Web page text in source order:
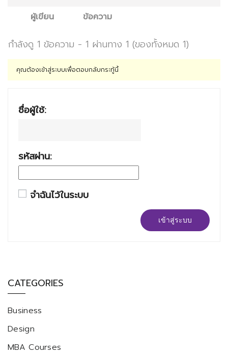
ผู้เขียน
ข้อความ
กำลังดู 1 ข้อความ - 1 ผ่านทาง 1 (ของทั้งหมด 1)
คุณต้องเข้าสู่ระบบเพื่อตอบกลับกระทู้นี้
ชื่อผู้ใช้:
รหัสผ่าน:
จำฉันไว้ในระบบ
เข้าสู่ระบบ
CATEGORIES
Business
Design
MBA Courses